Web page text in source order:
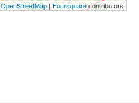
OpenStreetMap | Foursquarecontributors